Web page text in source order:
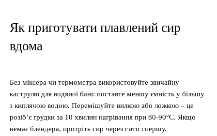
Як приготувати плавлений сир
вдома
Без міксера чи термометра використовуйте звичайну
каструлю для водяної бані: поставте меншу ємність у більшу
з киплячою водою. Перемішуйте вилкою або ложкою – це
розіб’є грудки за 10 хвилин нагрівання при 80-90°C. Якщо
немає блендера, протріть сир через сито спершу.